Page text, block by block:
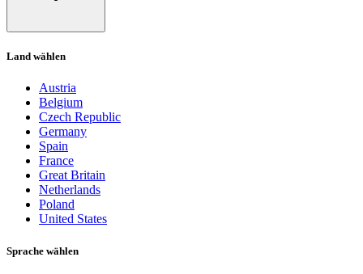
Land wählen
Austria
Belgium
Czech Republic
Germany
Spain
France
Great Britain
Netherlands
Poland
United States
Sprache wählen